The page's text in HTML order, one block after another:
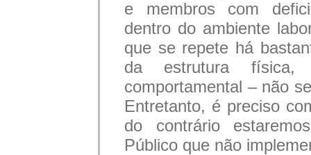
e membros com
dentro do ambiente
que se repete há
da estrutura física,
comportamental – não
Entretanto, é preciso
do contrário
Público que não